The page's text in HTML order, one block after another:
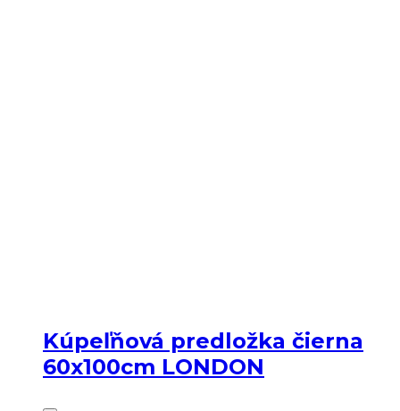
Kúpeľňová predložka čierna
60x100cm LONDON